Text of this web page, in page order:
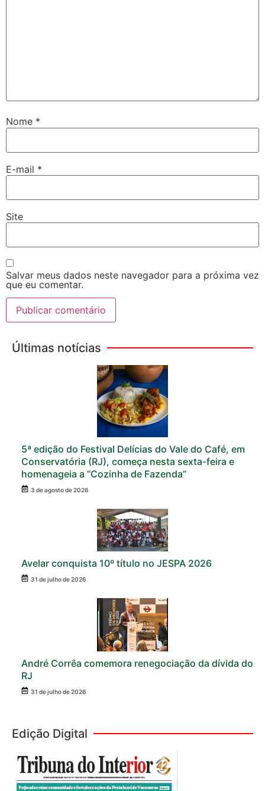
Nome *
E-mail *
Site
Salvar meus dados neste navegador para a próxima vez
que eu comentar.
Últimas notícias
5ª edição do Festival Delícias do Vale do Café, em
Conservatória (RJ), começa nesta sexta-feira e
homenageia a “Cozinha de Fazenda”
3 de agosto de 2026
Avelar conquista 10º título no JESPA 2026
31 de julho de 2026
André Corrêa comemora renegociação da dívida do
RJ
31 de julho de 2026
Edição Digital